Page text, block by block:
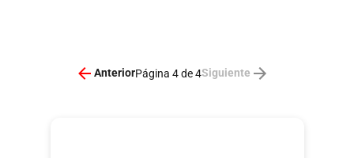
AnteriorPágina 4 de 4Siguiente